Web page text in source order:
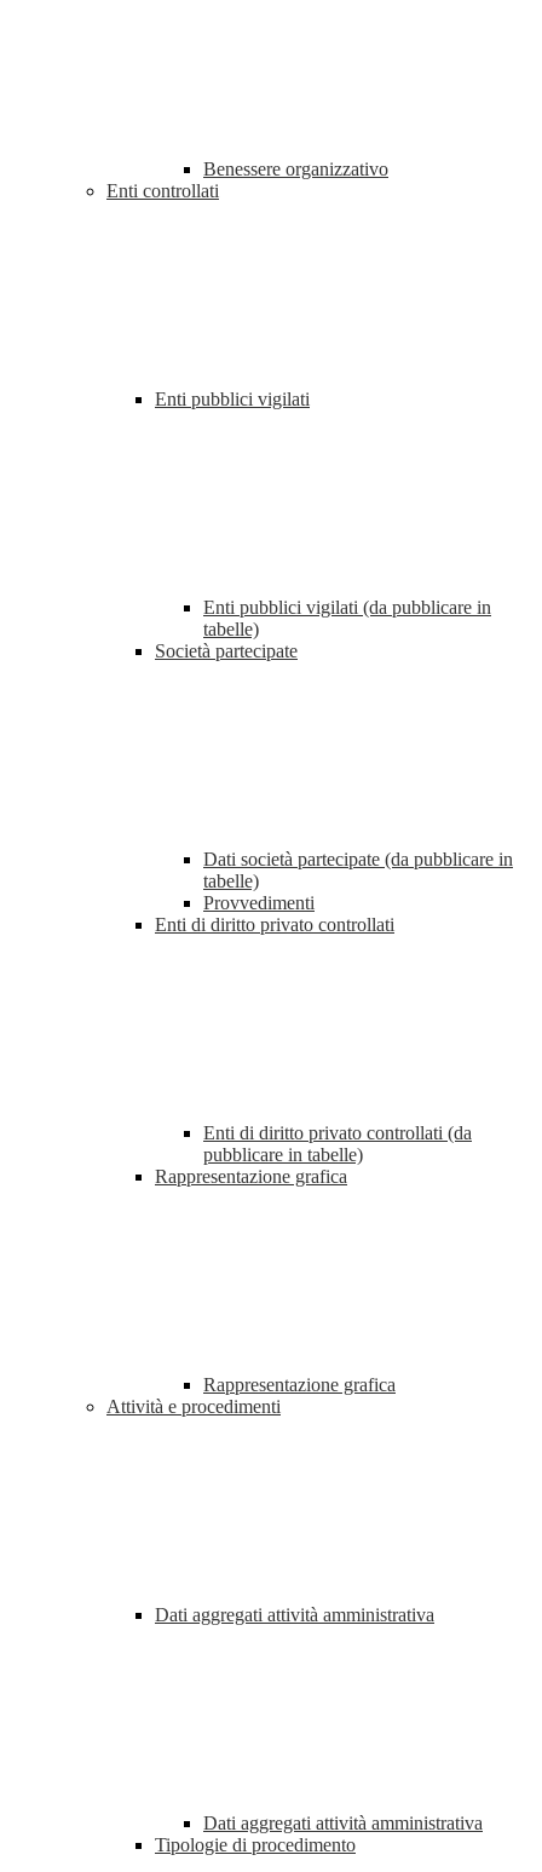
Benessere organizzativo
Enti controllati
Enti pubblici vigilati
Enti pubblici vigilati (da pubblicare in
tabelle)
Società partecipate
Dati società partecipate (da pubblicare in
tabelle)
Provvedimenti
Enti di diritto privato controllati
Enti di diritto privato controllati (da
pubblicare in tabelle)
Rappresentazione grafica
Rappresentazione grafica
Attività e procedimenti
Dati aggregati attività amministrativa
Dati aggregati attività amministrativa
Tipologie di procedimento